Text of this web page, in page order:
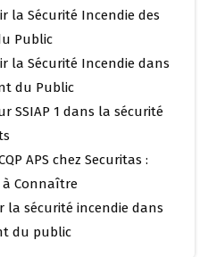
la Sécurité Incendie des
Public
la Sécurité Incendie dans
du Public
SSIAP 1 dans la sécurité
APS chez Securitas :
Connaître
la sécurité incendie dans
du public